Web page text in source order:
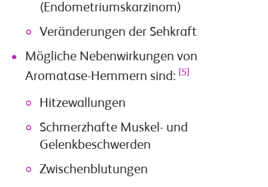
(Endometriumskarzinom)
Veränderungen der Sehkraft
Mögliche Nebenwirkungen von
Aromatase-Hemmern sind:
[5]
Hitzewallungen
Schmerzhafte Muskel- und
Gelenkbeschwerden
Zwischenblutungen